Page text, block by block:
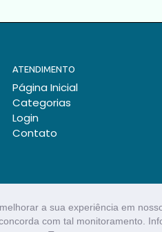
a sua experiência em
com tal monitoramento.
ATENDIMENTO
Página Inicial
Categorias
Login
Contato